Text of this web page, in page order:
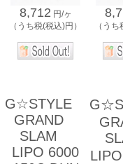
8,712 円/ヶ
（うち税(税込)円）
（うち
G☆STYLE
GRAND
SLAM
LIPO 6000